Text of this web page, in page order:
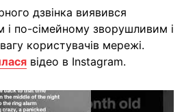
дзвінка виявився
по-сімейному зворушливим і
користувачів мережі.
відео в Instagram.